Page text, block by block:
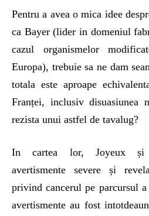
Pentru a avea o mica idee
ca Bayer (lider in domeniul
cazul organismelor
Europa), trebuie sa ne dam
totala este aproape
Franței, inclusiv disuasiunea
rezista unui astfel de tavalug?
In cartea lor, Joyeux și
avertismente severe și
privind cancerul pe parcursul
avertismente au fost